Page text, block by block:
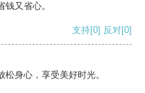
又省心。
支持[0] 反对[0]
身心，享受美好时光。